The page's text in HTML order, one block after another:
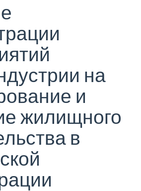
на
и
жилищного
в